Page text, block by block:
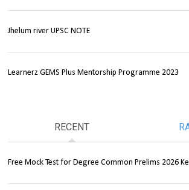
Jhelum river UPSC NOTE
Learnerz GEMS Plus Mentorship Programme 2023
RECENT
Free Mock Test for Degree Common Prelims 2026